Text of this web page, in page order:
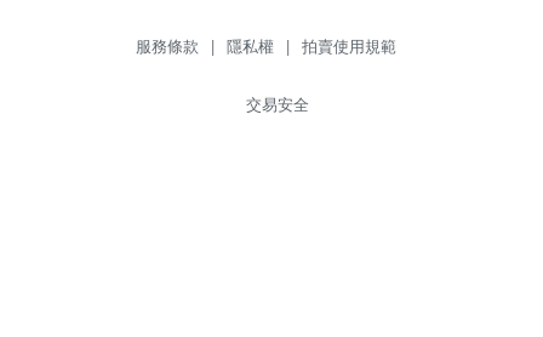
服務條款 | 隱私權 | 拍賣使用規範
交易安全